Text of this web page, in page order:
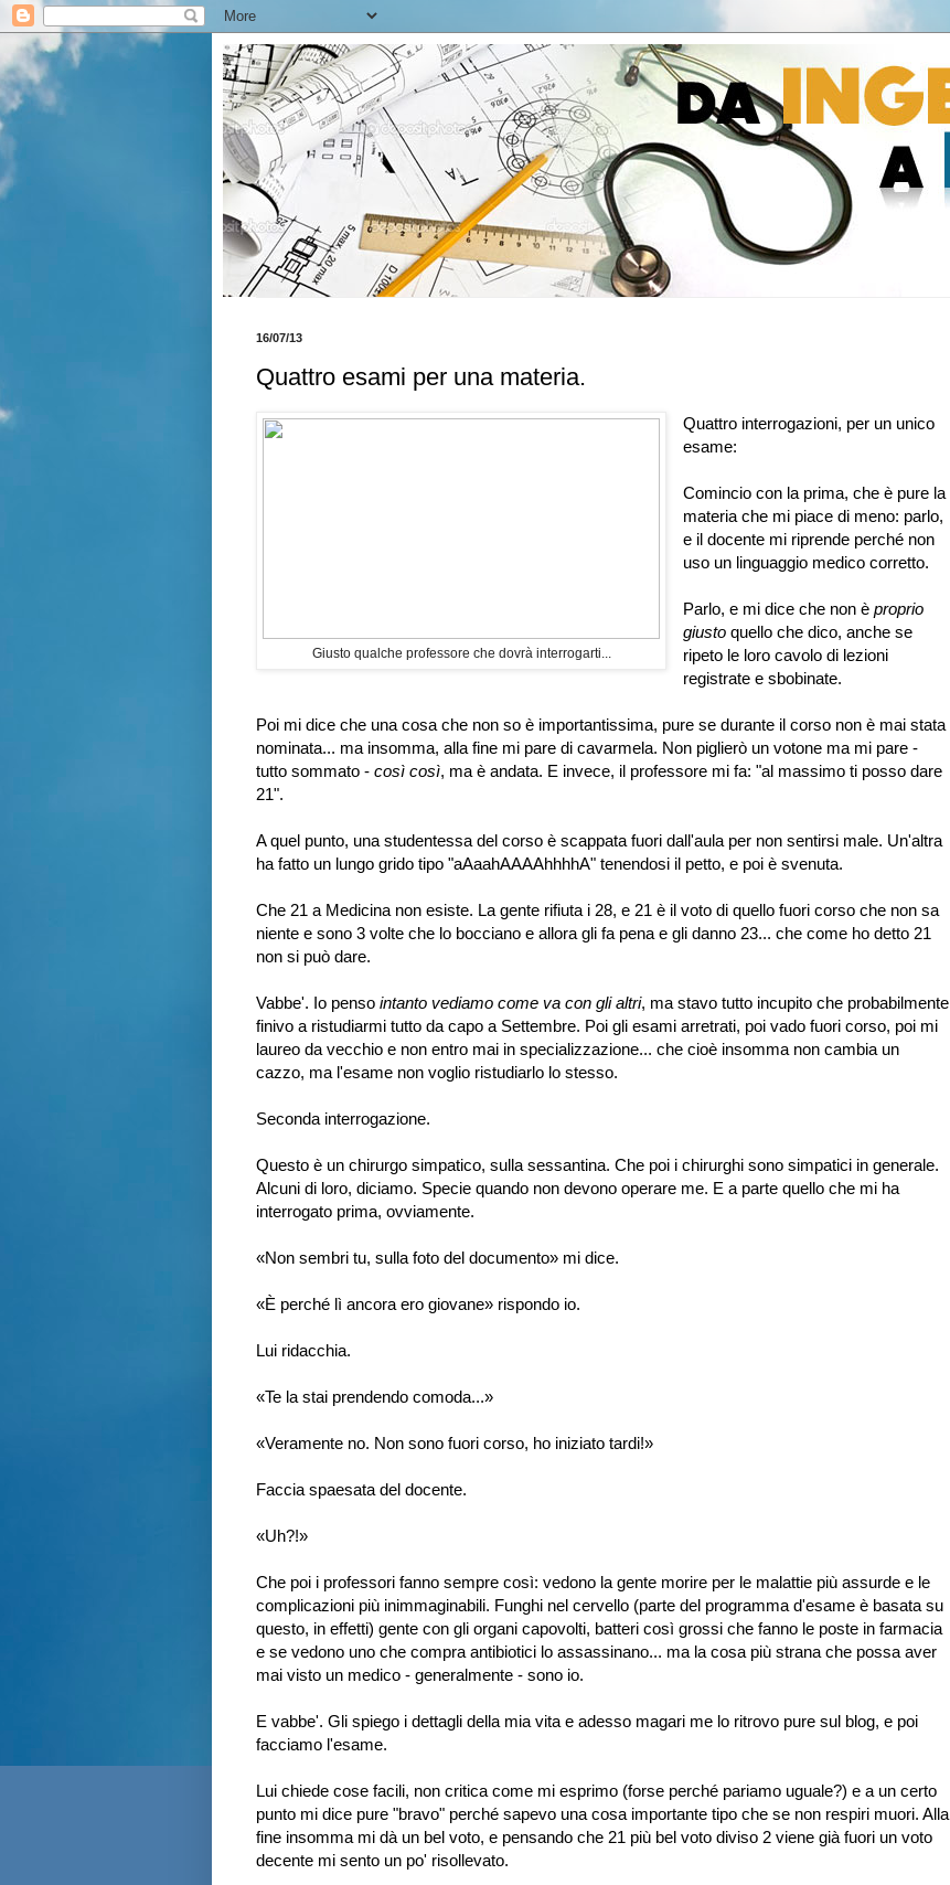
16/07/13
Quattro esami per una materia.
Giusto qualche professore che dovrà interrogarti...
Quattro interrogazioni, per un unico
esame:
Comincio con la prima, che è pure la
materia che mi piace di meno: parlo,
e il docente mi riprende perché non
uso un linguaggio medico corretto.
Parlo, e mi dice che non èproprio
giusto quello che dico, anche se
ripeto le loro cavolo di lezioni
registrate e sbobinate.
Poi mi dice che una cosa che non so è importantissima, pure se durante il corso non è mai stata
nominata... ma insomma, alla fine mi pare di cavarmela. Non piglierò un votone ma mi pare -
tutto sommato - così così, ma è andata. E invece, il professore mi fa: "al massimo ti posso dare
21".
A quel punto, una studentessa del corso è scappata fuori dall'aula per non sentirsi male. Un'altra
ha fatto un lungo grido tipo "aAaahAAAAhhhhA" tenendosi il petto, e poi è svenuta.
Che 21 a Medicina non esiste. La gente rifiuta i 28, e 21 è il voto di quello fuori corso che non sa
niente e sono 3 volte che lo bocciano e allora gli fa pena e gli danno 23... che come ho detto 21
non si può dare.
Vabbe'. Io penso intanto vediamo come va con gli altri, ma stavo tutto incupito che probabilmente
finivo a ristudiarmi tutto da capo a Settembre. Poi gli esami arretrati, poi vado fuori corso, poi mi
laureo da vecchio e non entro mai in specializzazione... che cioè insomma non cambia un
cazzo, ma l'esame non voglio ristudiarlo lo stesso.
Seconda interrogazione.
Questo è un chirurgo simpatico, sulla sessantina. Che poi i chirurghi sono simpatici in generale.
Alcuni di loro, diciamo. Specie quando non devono operare me. E a parte quello che mi ha
interrogato prima, ovviamente.
«Non sembri tu, sulla foto del documento» mi dice.
«È perché lì ancora ero giovane» rispondo io.
Lui ridacchia.
«Te la stai prendendo comoda...»
«Veramente no. Non sono fuori corso, ho iniziato tardi!»
Faccia spaesata del docente.
«Uh?!»
Che poi i professori fanno sempre così: vedono la gente morire per le malattie più assurde e le
complicazioni più inimmaginabili. Funghi nel cervello (parte del programma d'esame è basata su
questo, in effetti) gente con gli organi capovolti, batteri così grossi che fanno le poste in farmacia
e se vedono uno che compra antibiotici lo assassinano... ma la cosa più strana che possa aver
mai visto un medico - generalmente - sono io.
E vabbe'. Gli spiego i dettagli della mia vita e adesso magari me lo ritrovo pure sul blog, e poi
facciamo l'esame.
Lui chiede cose facili, non critica come mi esprimo (forse perché pariamo uguale?) e a un certo
punto mi dice pure "bravo" perché sapevo una cosa importante tipo che se non respiri muori. Alla
fine insomma mi dà un bel voto, e pensando che 21 più bel voto diviso 2 viene già fuori un voto
decente mi sento un po' risollevato.